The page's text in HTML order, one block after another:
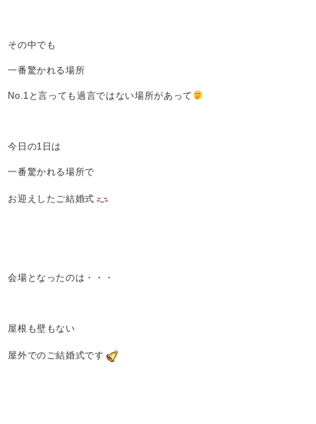
その中でも
一番驚かれる場所
No.1と言っても過言ではない場所があって
今日の1日は
一番驚かれる場所で
お迎えしたご結婚式
会場となったのは・・・
屋根も壁もない
屋外でのご結婚式です